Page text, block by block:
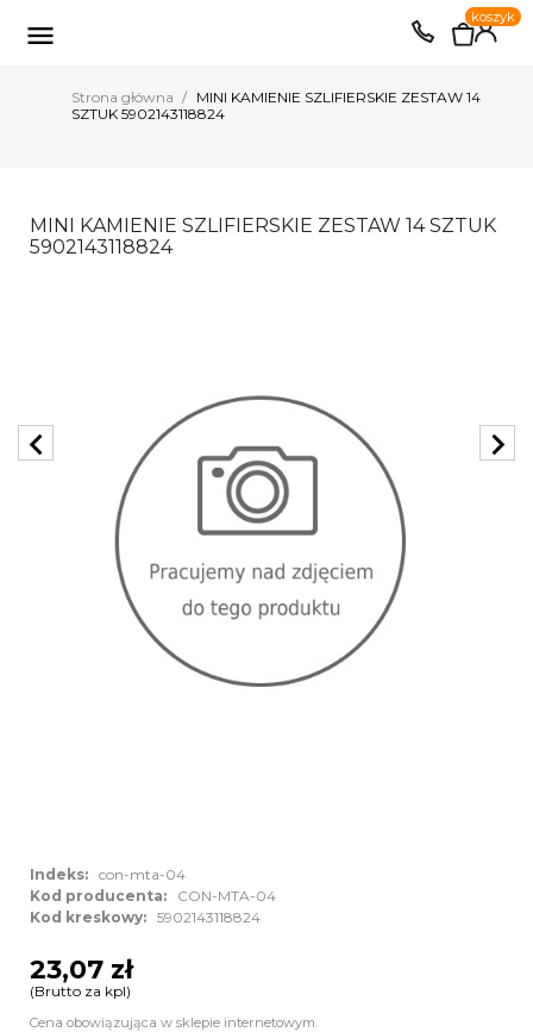
EUR PLN

0
koszyk
Strona główna
MINI KAMIENIE SZLIFIERSKIE ZESTAW 14
SZTUK 5902143118824
MINI KAMIENIE SZLIFIERSKIE ZESTAW 14 SZTUK
5902143118824
chevron_left chevron_right
Indeks: con-mta-04
Kod producenta:
CON-MTA-04
Kod kreskowy: 5902143118824
23,07 zł
(Brutto za kpl)
Cena obowiązująca w sklepie internetowym.